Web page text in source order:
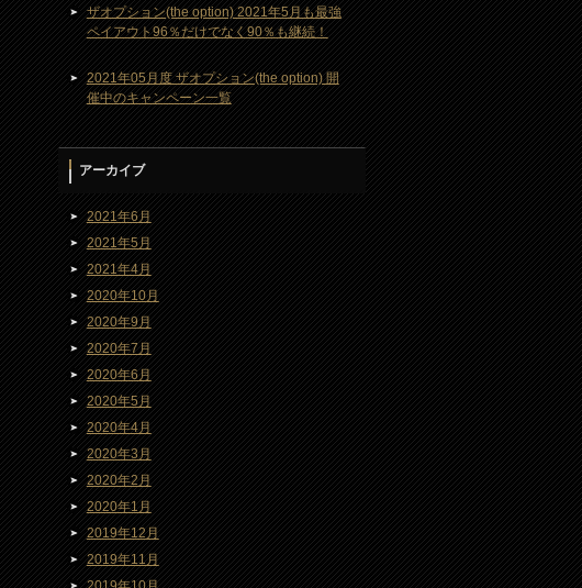
ザオプション(the option) 2021年5月も最強
ペイアウト96％だけでなく90％も継続！
2021年05月度 ザオプション(the option) 開
催中のキャンペーン一覧
アーカイブ
2021年6月
2021年5月
2021年4月
2020年10月
2020年9月
2020年7月
2020年6月
2020年5月
2020年4月
2020年3月
2020年2月
2020年1月
2019年12月
2019年11月